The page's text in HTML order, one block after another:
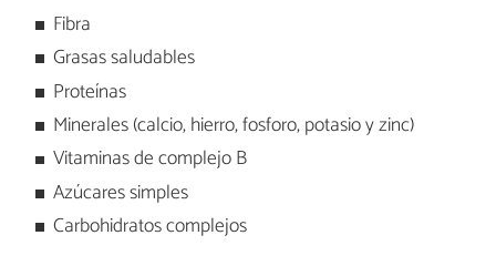
Fibra
Grasas saludables
Proteínas
Minerales (calcio, hierro, fosforo, potasio y zinc)
Vitaminas de complejo B
Azúcares simples
Carbohidratos complejos